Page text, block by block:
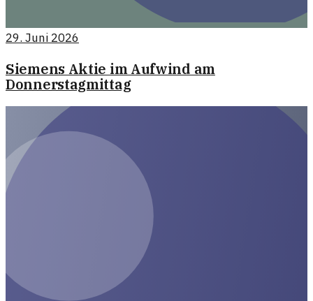
29. Juni 2026
Siemens Aktie im Aufwind am
Donnerstagmittag